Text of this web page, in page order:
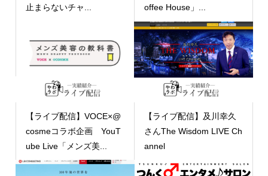
止まらないチャ...
offee House」...
【ライブ配信】VOCE×@
cosmeコラボ企画 YouT
ube Live「メンズ美...
【ライブ配信】及川幸久
さんThe Wisdom LIVE Ch
annel